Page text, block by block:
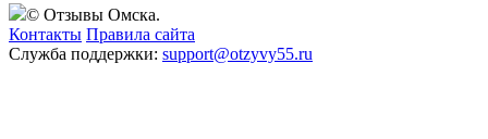
© Отзывы Омска.
Контакты Правила сайта
Служба поддержки: support@otzyvy55.ru